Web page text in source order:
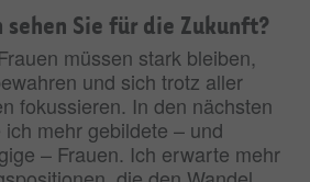
sehen Sie für die Zukunft?
müssen stark bleiben,
und sich trotz aller
fokussieren. In den nächsten
mehr gebildete – und
– Frauen. Ich erwarte mehr